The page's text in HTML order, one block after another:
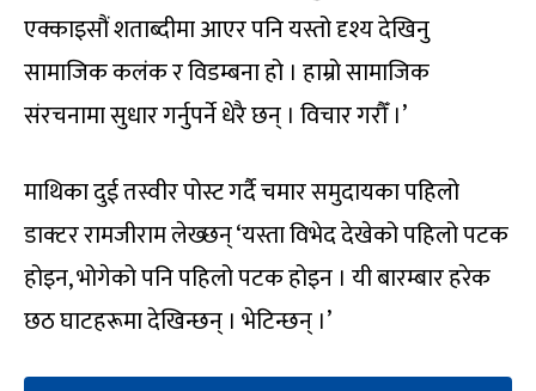
एक्काइसौं शताब्दीमा आएर पनि यस्तो दृश्य देखिनु
सामाजिक कलंक र विडम्बना हो । हाम्रो सामाजिक
संरचनामा सुधार गर्नुपर्ने धेरै छन् । विचार गरौँ ।’
माथिका दुई तस्वीर पोस्ट गर्दै चमार समुदायका पहिलो
डाक्टर रामजीराम लेख्छन् ‘यस्ता विभेद देखेको पहिलो पटक
होइन, भोगेको पनि पहिलो पटक होइन । यी बारम्बार हरेक
छठ घाटहरूमा देखिन्छन् । भेटिन्छन् ।’